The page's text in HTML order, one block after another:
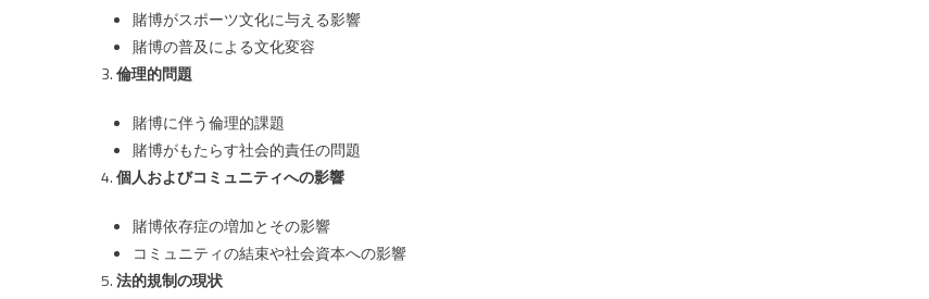
賭博がスポーツ文化に与える影響
賭博の普及による文化変容
倫理的問題
賭博に伴う倫理的課題
賭博がもたらす社会的責任の問題
個人およびコミュニティへの影響
賭博依存症の増加とその影響
コミュニティの結束や社会資本への影響
法的規制の現状